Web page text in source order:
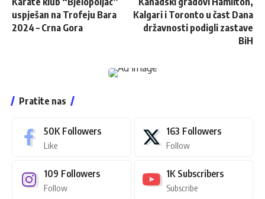
uspješan na Trofeju Bara
2024 – Crna Gora
Kalgari i Toronto u čast Dana
državnosti podigli zastave
BiH
Pratite nas
50K Followers
Like
163 Followers
Follow
109 Followers
Follow
1K Subscribers
Subscribe